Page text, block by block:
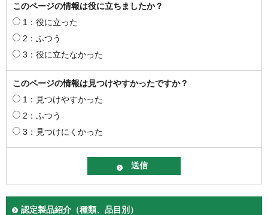
このページの情報は役に立ちましたか？
1：役に立った
2：ふつう
3：役に立たなかった
このページの情報は見つけやすかったですか？
1：見つけやすかった
2：ふつう
3：見つけにくかった
認定製品紹介（種類、品目別）